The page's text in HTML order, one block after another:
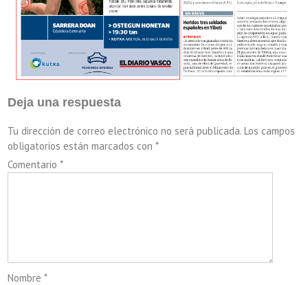
Deja una respuesta
Tu dirección de correo electrónico no será publicada. Los campos
obligatorios están marcados con*
Comentario*
Nombre*